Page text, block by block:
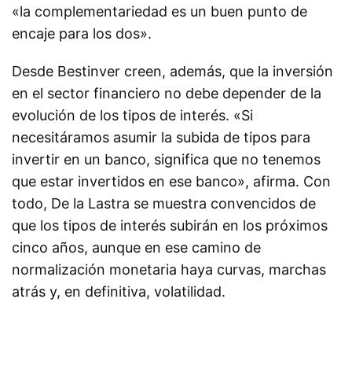
«la complementariedad es un buen punto de
encaje para los dos».
Desde Bestinver creen, además, que la inversión
en el sector financiero no debe depender de la
evolución de los tipos de interés. «Si
necesitáramos asumir la subida de tipos para
invertir en un banco, significa que no tenemos
que estar invertidos en ese banco», afirma. Con
todo, De la Lastra se muestra convencidos de
que los tipos de interés subirán en los próximos
cinco años, aunque en ese camino de
normalización monetaria haya curvas, marchas
atrás y, en definitiva, volatilidad.